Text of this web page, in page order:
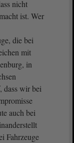
nicht
ist. Wer
die bei
mit
in
dass wir bei
auch bei
Fahrzeuge